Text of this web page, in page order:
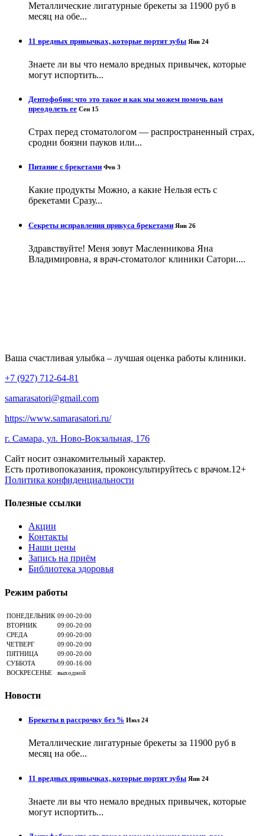
Металлические лигатурные брекеты за 11900 руб в
месяц на обе...
11 вредных привычках, которые портят зубы Янв 24
Знаете ли вы что немало вредных привычек, которые
могут испортить...
Дентофобия: что это такое и как мы можем помочь вам
преодолеть ее Сен 15
Страх перед стоматологом — распространенный страх,
сродни боязни пауков или...
Питание с брекетами Фев 3
Какие продукты Можно, а какие Нельзя есть с
брекетами Сразу...
Секреты исправления прикуса брекетами Янв 26
Здравствуйте! Меня зовут Масленникова Яна
Владимировна, я врач-стоматолог клиники Сатори....
Ваша счастливая улыбка – лучшая оценка работы клиники.
+7 (927) 712-64-81
samarasatori@gmail.com
https://www.samarasatori.ru/
г. Самара, ул. Ново-Вокзальная, 176
Сайт носит ознакомительный характер.
Есть противопоказания, проконсультируйтесь с врачом.12+
Политика конфиденциальности
Полезные ссылки
Акции
Контакты
Наши цены
Запись на приём
Библиотека здоровья
Режим работы
ПОНЕДЕЛЬНИК 09:00-20:00
ВТОРНИК
09:00-20:00
СРЕДА
09:00-20:00
ЧЕТВЕРГ
09:00-20:00
ПЯТНИЦА
09:00-20:00
СУББОТА
09:00-16:00
ВОСКРЕСЕНЬЕ
выходной
Новости
Брекеты в рассрочку без % Июл 24
Металлические лигатурные брекеты за 11900 руб в
месяц на обе...
11 вредных привычках, которые портят зубы Янв 24
Знаете ли вы что немало вредных привычек, которые
могут испортить...